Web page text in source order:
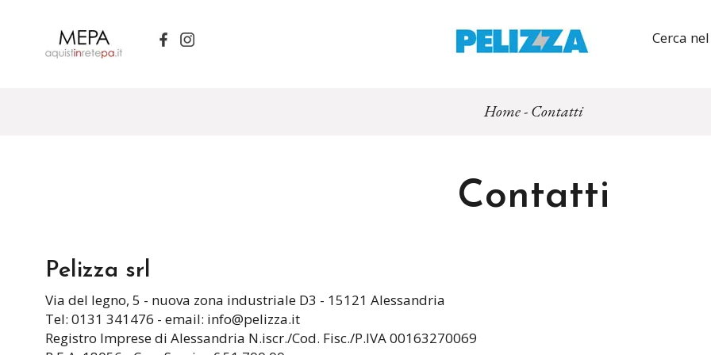
Cerca
Home-Contatti
Contatti
Pelizza srl
Via del legno, 5 - nuova zona industriale D3 - 15121 Alessandria
Tel: 0131 341476 - email: info@pelizza.it
Registro Imprese di Alessandria N.iscr./Cod. Fisc./P.IVA 00163270069